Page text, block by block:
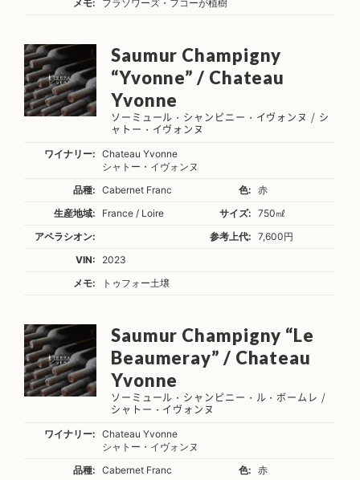
メモ:
フラソワーズ・フコーが植樹
Saumur Champigny
“Yvonne” / Chateau
Yvonne
ソーミュール・シャンピニー・イヴォンヌ / シ
ャトー・イヴォンヌ
ワイナリー:
Chateau Yvonne
シャトー・イヴォンヌ
品種:
Cabernet Franc 色:
赤
生産地域:
France / Loire サイズ:
750㎖
アペラシオン:
参考上代:
7,600円
VIN:
2023
メモ:
トゥフォー土壌
Saumur Champigny “Le
Beaumeray” / Chateau
Yvonne
ソーミュール・シャンピニー・ル・ボームレ /
シャトー・イヴォンヌ
ワイナリー:
Chateau Yvonne
シャトー・イヴォンヌ
品種:
Cabernet Franc 色:
赤